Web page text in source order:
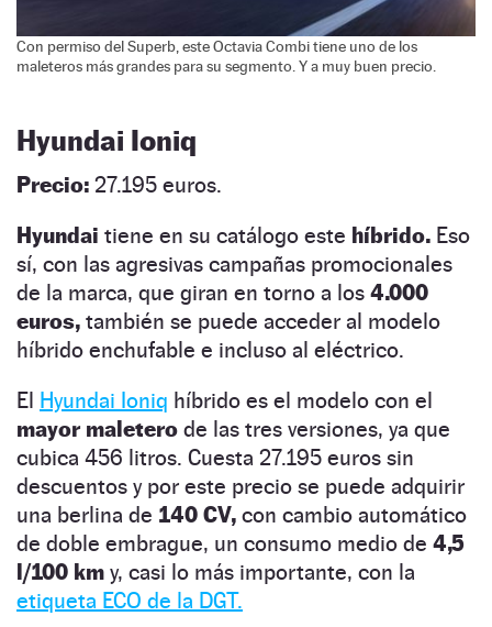
Con permiso del Superb, este Octavia Combi tiene uno de los
maleteros más grandes para su segmento. Y a muy buen precio.
Hyundai Ioniq
Precio: 27.195 euros.
Hyundai tiene en su catálogo este híbrido. Eso
sí, con las agresivas campañas promocionales
de la marca, que giran en torno a los 4.000
euros, también se puede acceder al modelo
híbrido enchufable e incluso al eléctrico.
El Hyundai Ioniq híbrido es el modelo con el
mayor maletero de las tres versiones, ya que
cubica 456 litros. Cuesta 27.195 euros sin
descuentos y por este precio se puede adquirir
una berlina de 140 CV, con cambio automático
de doble embrague, un consumo medio de 4,5
l/100 km y, casi lo más importante, con la
etiqueta ECO de la DGT.